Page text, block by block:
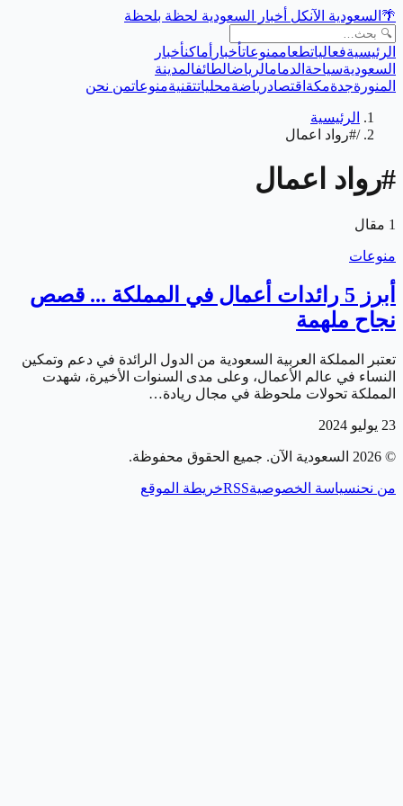
🌴 السعودية الآنكل أخبار السعودية لحظة بلحظة
الرئيسيةفعالياتطعاممنوعاتأخبار أماكنأخبار
السعوديةسياحة الدمامالرياضالطائفالمدينة
المنورةجدةمكة اقتصادرياضةمحلياتتقنيةمنوعاتمن نحن
الرئيسية
/#رواد اعمال
#رواد اعمال
1 مقال
منوعات
أبرز 5 رائدات أعمال في المملكة ... قصص
نجاح ملهمة
تعتبر المملكة العربية السعودية من الدول الرائدة في دعم وتمكين
النساء في عالم الأعمال، وعلى مدى السنوات الأخيرة، شهدت
المملكة تحولات ملحوظة في مجال ريادة…
23 يوليو 2024
©
2026 السعودية الآن. جميع الحقوق محفوظة.
من نحنسياسة الخصوصيةRSSخريطة الموقع